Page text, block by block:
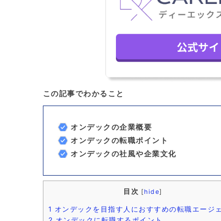
この記事でわかること
オンデックの企業概要
オンデックの転職ポイント
オンデックの社風や企業文化
目次 [ hide]
1 オンデックを目指す人におすすめの転職エージ